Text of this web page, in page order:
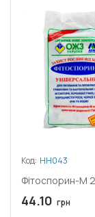
Код: НН043
Фітоспорин-М
44.10 грн